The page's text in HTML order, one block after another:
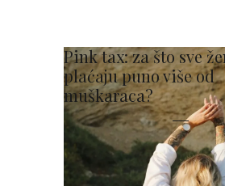
Pink tax: za što sve
plaćaju puno više od
muškaraca?